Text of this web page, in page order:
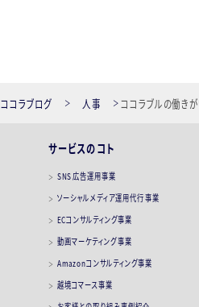
ココラブログ 人事 ココラブルの働き
サービスのコト
SNS広告運用事業
ソーシャルメディア運用代行事業
ECコンサルティング事業
動画マーケティング事業
Amazonコンサルティング事業
越境コマース事業